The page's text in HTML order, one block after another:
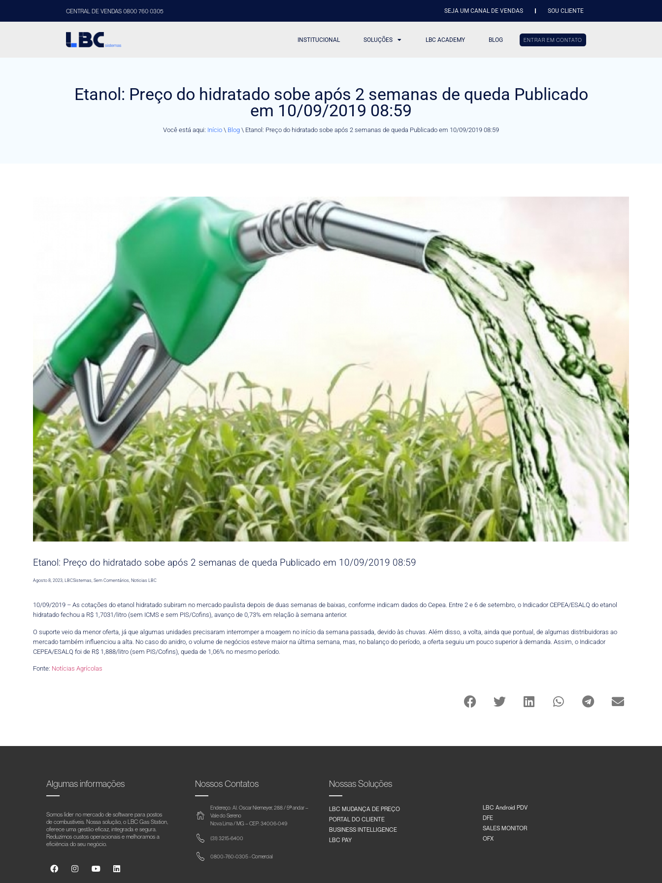
CENTRAL DE VENDAS 0800 760 0305 SEJA UM CANAL DE VENDAS SOU CLIENTE
INSTITUCIONAL SOLUÇÕES LBC ACADEMY BLOG ENTRAR EM CONTATO
Etanol: Preço do hidratado sobe após 2 semanas de queda Publicado
em 10/09/2019 08:59
Você está aqui: Início \ Blog \ Etanol: Preço do hidratado sobe após 2 semanas de queda Publicado em 10/09/2019 08:59
Etanol: Preço do hidratado sobe após 2 semanas de queda Publicado em 10/09/2019 08:59
Agosto 8, 2023 ,LBCSistemas Sem Comentários Noticias LBC
10/09/2019 – As cotações do etanol hidratado subiram no mercado paulista depois de duas semanas de baixas, conforme indicam dados do Cepea. Entre 2 e 6 de setembro, o Indicador CEPEA/ESALQ do etanol
hidratado fechou a R$ 1,7031/litro (sem ICMS e sem PIS/Cofins), avanço de 0,73% em relação à semana anterior.
O suporte veio da menor oferta, já que algumas unidades precisaram interromper a moagem no início da semana passada, devido às chuvas. Além disso, a volta, ainda que pontual, de algumas distribuidoras ao
mercado também influenciou a alta. No caso do anidro, o volume de negócios esteve maior na última semana, mas, no balanço do período, a oferta seguiu um pouco superior à demanda. Assim, o Indicador
CEPEA/ESALQ foi de R$ 1,888/litro (sem PIS/Cofins), queda de 1,06% no mesmo período.
Fonte: Notícias Agrícolas
Algumas informações
Somos líder no mercado de software para postos
de combustíveis. Nossa solução, o LBC Gas Station,
oferece uma gestão eficaz, integrada e segura.
Reduzimos custos operacionais e melhoramos a
eficiência do seu negócio.
Nossos Contatos
Endereço: Al. Oscar Niemeyer, 288 / 5º andar –
Vale do Sereno
Nova Lima / MG – CEP: 34006-049
(31) 3215-6400
0800-760-0305 - Comercial
Nossas Soluções
LBC MUDANÇA DE PREÇO
PORTAL DO CLIENTE
BUSINESS INTELLIGENCE
LBC PAY
LBC Android PDV
DFE
SALES MONITOR
OFX